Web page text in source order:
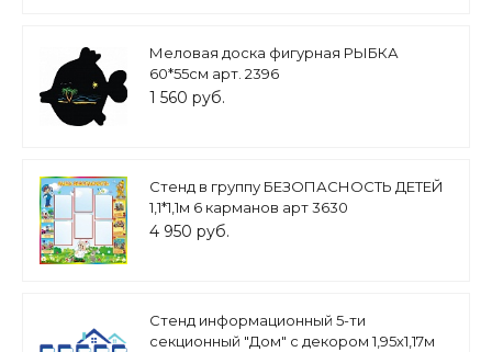
Меловая доска фигурная РЫБКА
60*55см арт. 2396
1 560 руб.
Стенд в группу БЕЗОПАСНОСТЬ ДЕТЕЙ
1,1*1,1м 6 карманов арт 3630
4 950 руб.
Стенд информационный 5-ти
секционный "Дом" с декором 1,95х1,17м